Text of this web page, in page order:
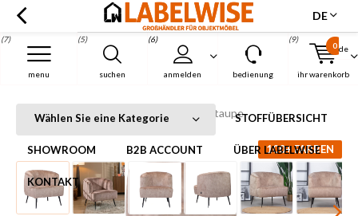
de
suchen
(5)
anmelden
(6)
menu
(7)
bedienung ihr warenkorb
0
(9)
Menu
DE
Wählen Sie eine Kategorie STOFFÜBERSICHT
SHOWROOM B2B ACCOUNT ÜBER LABELWISE
KONTAKT
Startseite Samt Sessel Billy modern taupe
Samt Sessel Billy modern taupe
100+ FARBEN